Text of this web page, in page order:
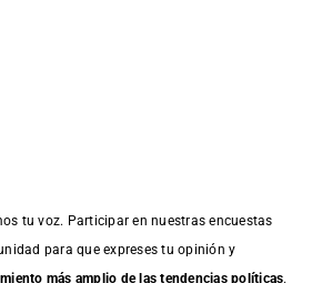
tu voz. Participar en nuestras encuestas
para que expreses tu opinión y
más amplio de las tendencias políticas.